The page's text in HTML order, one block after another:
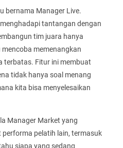
bernama Manager Live.
tantangan dengan
tim juara hanya
memenangkan
terbatas. Fitur ini membuat
tidak hanya soal menang
kita bisa menyelesaikan
Manager Market yang
pelatih lain, termasuk
siapa yang sedang